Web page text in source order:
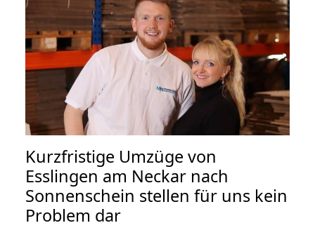
Kurzfristige Umzüge von
Esslingen am Neckar nach
Sonnenschein stellen für uns kein
Problem dar